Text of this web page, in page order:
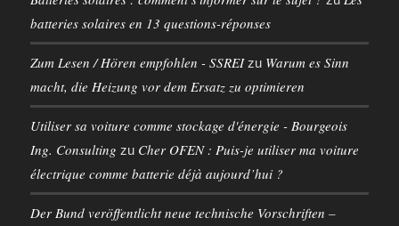
batteries solaires en 13 questions-réponses
Zum Lesen / Hören empfohlen - SSREIzu Warum es Sinn
macht, die Heizung vor dem Ersatz zu optimieren
Utiliser sa voiture comme stockage d'énergie - Bourgeois
Ing. Consulting zu Cher OFEN : Puis-je utiliser ma voiture
électrique comme batterie déjà aujourd’hui ?
Der Bund veröffentlicht neue technische Vorschriften –